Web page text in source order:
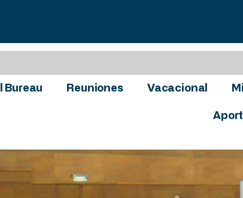
Bureau Reuniones Vacacional